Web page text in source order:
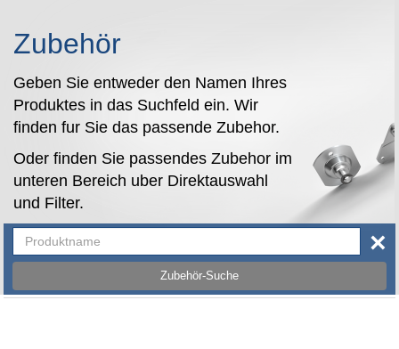
Zubehör
Geben Sie entweder den Namen Ihres
Produktes in das Suchfeld ein. Wir
finden fur Sie das passende Zubehor.
Oder finden Sie passendes Zubehor im
unteren Bereich uber Direktauswahl
und Filter.
Zubehör-Suche
×